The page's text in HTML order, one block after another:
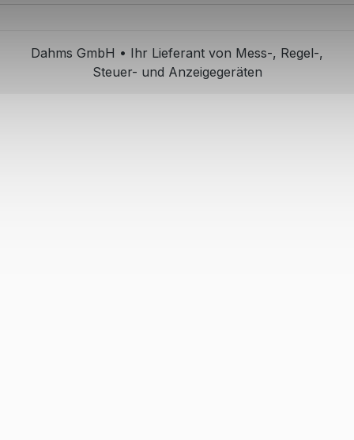
Dahms GmbH • Ihr Lieferant von Mess-, Regel-,
Steuer- und Anzeigegeräten